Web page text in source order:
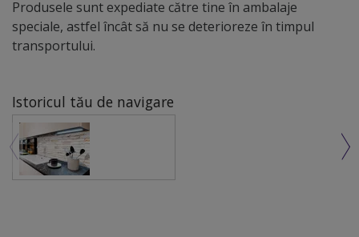
Produsele sunt expediate către tine în ambalaje
speciale, astfel încât să nu se deterioreze în timpul
transportului.
Istoricul tău de navigare